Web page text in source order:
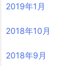
2019年1月
2018年10月
2018年9月